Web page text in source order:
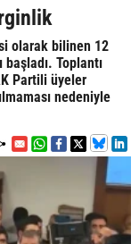
olarak bilinen 12
Toplantı
Partili üyeler
nedeniyle